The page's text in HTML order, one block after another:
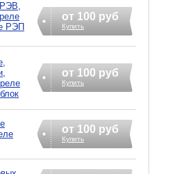
РЭП
от 100 руб
Купить
от 100 руб
Купить
от 100 руб
Купить